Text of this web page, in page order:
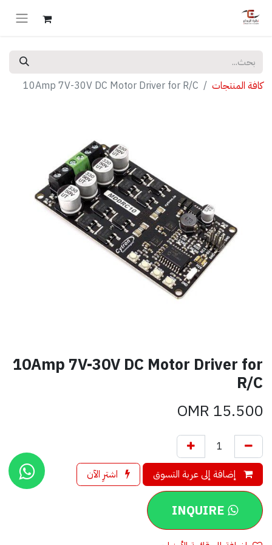
كافة المنتجات 10Amp 7V-30V DC Motor Driver for R/C
10Amp 7V-30V DC Motor Driver for
R/C
15.500
إضافة إلى عربة التسوق اشترِ الآن
INQUIRE